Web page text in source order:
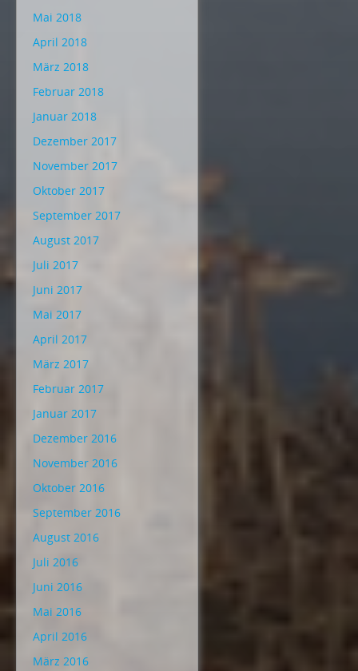
Mai 2018
April 2018
März 2018
Februar 2018
Januar 2018
Dezember 2017
November 2017
Oktober 2017
September 2017
August 2017
Juli 2017
Juni 2017
Mai 2017
April 2017
März 2017
Februar 2017
Januar 2017
Dezember 2016
November 2016
Oktober 2016
September 2016
August 2016
Juli 2016
Juni 2016
Mai 2016
April 2016
März 2016